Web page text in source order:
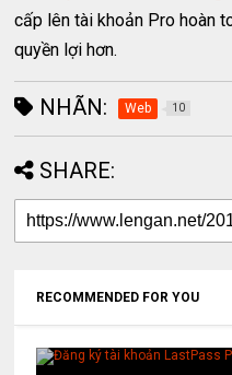
cấp lên tài khoản Pro hoàn
quyền lợi hơn.
NHÃN: Web 10
SHARE:
RECOMMENDED FOR YOU